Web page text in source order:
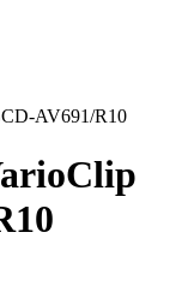
AV691/R10